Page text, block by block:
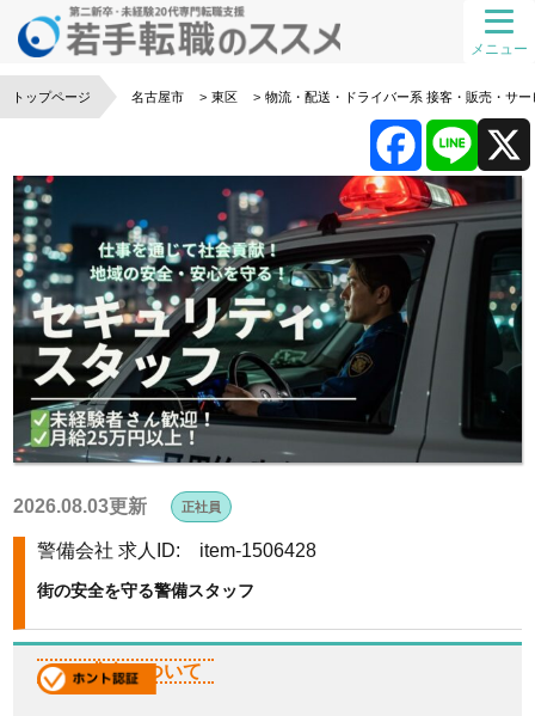
メニュー
トップページ 名古屋市 東区 物流・配送・ドライバー系 接客・販売・サー
2026.08.03更新 正社員
警備会社 求人ID: item-1506428
街の安全を守る警備スタッフ
この求人について
F
c
L
i
e